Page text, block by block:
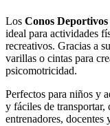
Los Conos Deportivos
ideal para actividades
recreativos. Gracias a
varillas o cintas para
psicomotricidad.
Perfectos para niños y
y fáciles de transportar,
entrenadores, docentes